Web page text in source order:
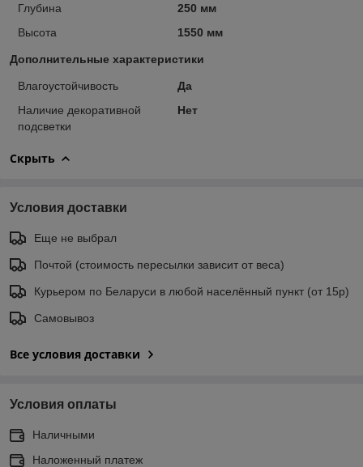
Глубина
250 мм
Высота
1550 мм
Дополнительные характеристики
Влагоустойчивость
Да
Наличие декоративной
подсветки
Нет
Скрыть
Условия доставки
Еще не выбрал
Почтой (стоимость пересылки зависит от веса)
Курьером по Беларуси в любой населённый пункт (от 15р)
Самовывоз
Все условия доставки
Условия оплаты
Наличными
Наложенный платеж